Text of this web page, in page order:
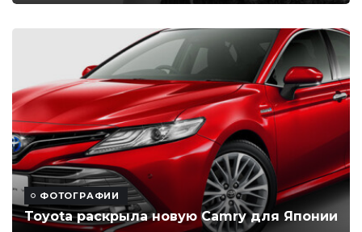
ФОТОГРАФИИ
Toyota раскрыла новую Camry для Японии